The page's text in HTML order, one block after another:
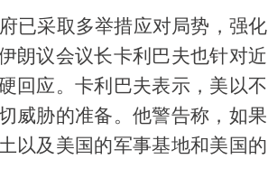
已采取多举措应对局势，强化
朗议会议长卡利巴夫也针对近
回应。卡利巴夫表示，美以不
威胁的准备。他警告称，如果
以及美国的军事基地和美国的